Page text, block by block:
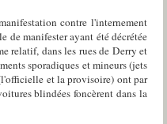
contre l'internement
de manifester ayant été décrétée
relatif, dans les rues de Derry et
sporadiques et mineurs (jets
et la provisoire) ont par
blindées foncèrent dans la